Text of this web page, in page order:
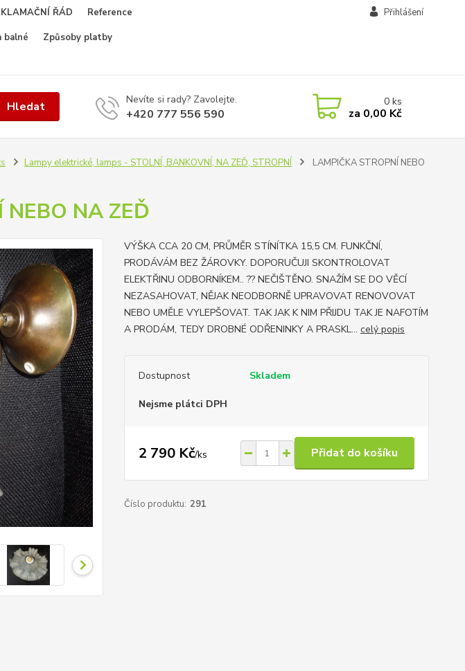
ŘÁD
Reference
balné
Způsoby platby
Přihlášení
Hledat Nevíte si rady? Zavolejte.
+420 777 556 590
0ks
za 0,00 Kč
Lampy elektrické, lamps - STOLNÍ, BANKOVNÍ, NA ZEĎ, STROPNÍ
LAMPIČKA STROPNÍ NEBO
NA ZEĎ
VÝŠKA CCA 20 CM, PRŮMĚR STÍNÍTKA 15,5 CM. FUNKČNÍ,
PRODÁVÁM BEZ ŽÁROVKY. DOPORUČUJI SKONTROLOVAT
ELEKTŘINU ODBORNÍKEM.. ?? NEČIŠTĚNO. SNAŽÍM SE DO VĚCÍ
NEZASAHOVAT, NĚJAK NEODBORNĚ UPRAVOVAT RENOVOVAT
NEBO UMĚLE VYLEPŠOVAT. TAK JAK K NIM PŘIJDU TAK JE NAFOTÍM
A PRODÁM, TEDY DROBNÉ ODŘENINKY A PRASKL... celý popis
Dostupnost Skladem
Nejsme plátci DPH
2 790 Kč/ks Přidat do košíku
Číslo produktu: 291